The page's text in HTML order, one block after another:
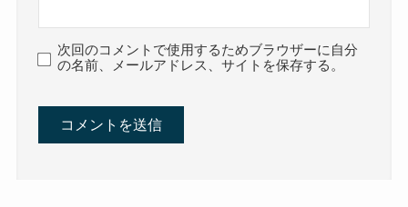
次回のコメントで使用するためブラウザーに自分
の名前、メールアドレス、サイトを保存する。